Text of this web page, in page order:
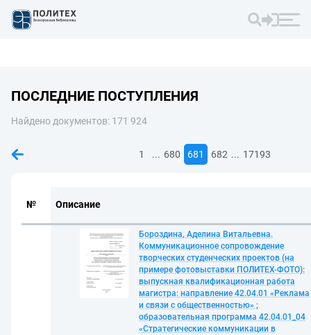
ПОСЛЕДНИЕ ПОСТУПЛЕНИЯ
Найдено документов: 171 924
1 ... 680 681 682 ... 17193
№ Описание
Бороздина, Аделина Витальевна.
Коммуникационное сопровождение
творческих студенческих проектов (на
примере фотовыставки ПОЛИТЕХ-ФОТО):
выпускная квалификационная работа
магистра: направление 42.04.01 «Реклама
и связи с общественностью» ;
образовательная программа 42.04.01_04
«Стратегические коммуникации в